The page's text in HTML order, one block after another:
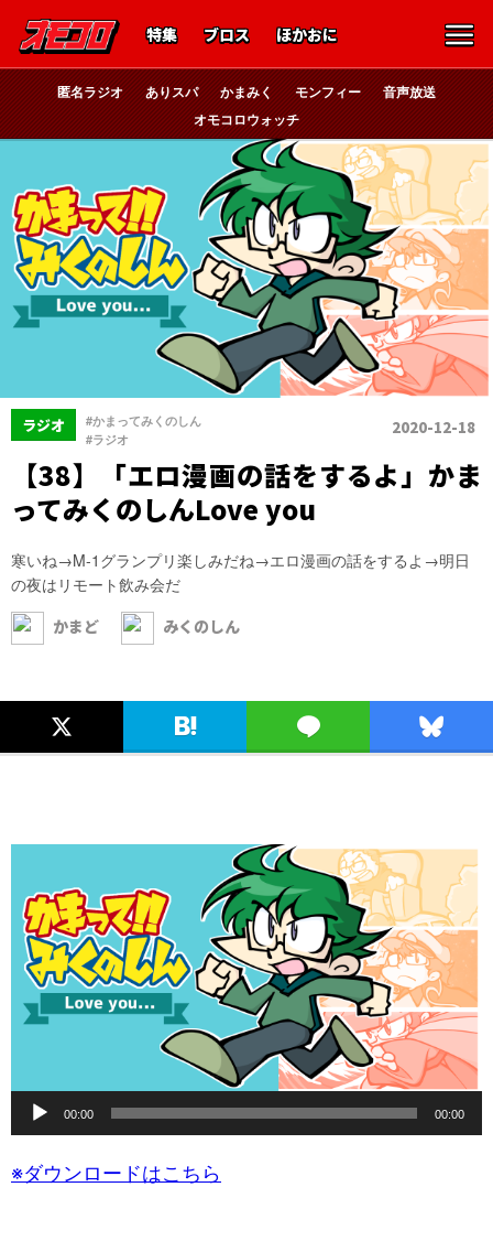
特集 ブロス ほかおに
匿名ラジオ ありスパ かまみく モンフィー
音声放送
オモコロウォッチ
ラジオ #かまってみくのしん
#ラジオ
2020-12-18
【38】「エロ漫画の話をするよ」かま
ってみくのしんLove you
寒いね→M-1グランプリ楽しみだね→エロ漫画の話をするよ→明日
の夜はリモート飲み会だ
かまど
みくのしん
声
プ
00:00 00:00
※ダウンロードはこちら